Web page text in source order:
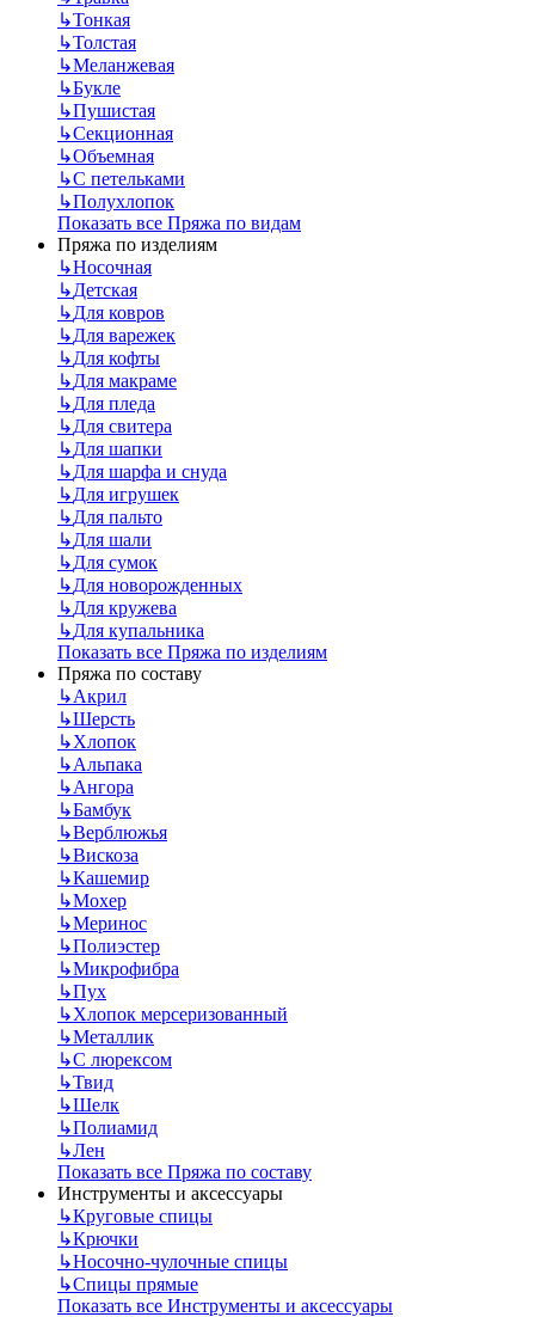
↳Тонкая
↳Толстая
↳Меланжевая
↳Букле
↳Пушистая
↳Секционная
↳Объемная
↳С петельками
↳Полухлопок
Показать все Пряжа по видам
Пряжа по изделиям
↳Носочная
↳Детская
↳Для ковров
↳Для варежек
↳Для кофты
↳Для макраме
↳Для пледа
↳Для свитера
↳Для шапки
↳Для шарфа и снуда
↳Для игрушек
↳Для пальто
↳Для шали
↳Для сумок
↳Для новорожденных
↳Для кружева
↳Для купальника
Показать все Пряжа по изделиям
Пряжа по составу
↳Акрил
↳Шерсть
↳Хлопок
↳Альпака
↳Ангора
↳Бамбук
↳Верблюжья
↳Вискоза
↳Кашемир
↳Мохер
↳Меринос
↳Полиэстер
↳Микрофибра
↳Пух
↳Хлопок мерсеризованный
↳Металлик
↳С люрексом
↳Твид
↳Шелк
↳Полиамид
↳Лен
Показать все Пряжа по составу
Инструменты и аксессуары
↳Круговые спицы
↳Крючки
↳Носочно-чулочные спицы
↳Спицы прямые
Показать все Инструменты и аксессуары